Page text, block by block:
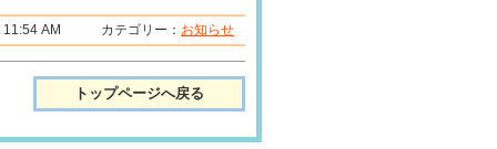
11:54 AM カテゴリー： お知らせ
トップページへ戻る